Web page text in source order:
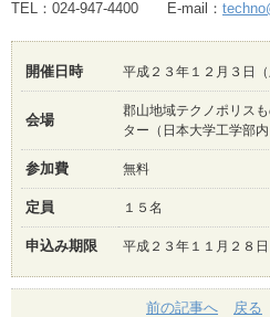
TEL：024-947-4400 E-mail：
開催日時 平成２３年１２月３日（
会場
郡山地域テクノポリス
ター（日本大学工学部内
参加費 無料
定員 １５名
申込み期限 平成２３年１１月２８日
前の記事へ 戻る